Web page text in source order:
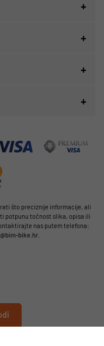
što preciznije informacije, ali
potpunu točnost slika, opisa ili
nas putem telefona:
bike.hr.